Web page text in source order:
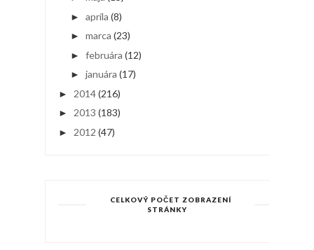
► apríla (8)
► marca (23)
► februára (12)
► januára (17)
► 2014(216)
► 2013 (183)
► 2012 (47)
CELKOVÝ POČET ZOBRAZENÍ
STRÁNKY